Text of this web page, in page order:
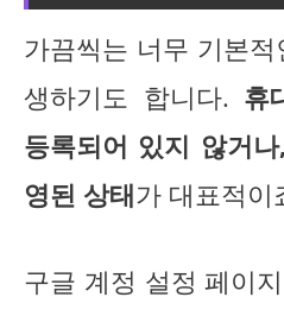
가끔씩는 너무 기본
생하기도 합니다. 휴
등록되어 있지 않거
영된 상태가 대표적이
구글 계정 설정 페이